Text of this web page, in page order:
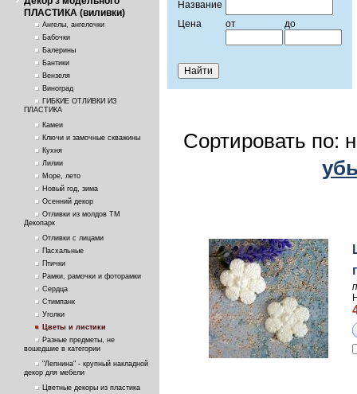
ПЛАСТИКА (виливки)
Ангелы, ангелочки
Бабочки
Балерины
Бантики
Вензеля
Виноград
ГИБКИЕ ОТЛИВКИ ИЗ
ПЛАСТИКА
Камеи
Ключи и замочные скважины
Кухня
Лилии
Море, лето
Новый год, зима
Осенний декор
Отливки из молдов ТМ
Декопарк
Отливки с лицами
Пасхальные
Птички
Рамки, рамочки и фоторамки
Сердца
Стимпанк
Уголки
Цветы и листики
Разные предметы, не
вошедшие в категории
"Лепнина" - крупный накладной
декор для мебели
Цветные декоры из пластика
Название
Цена
от до
Сортировать по: